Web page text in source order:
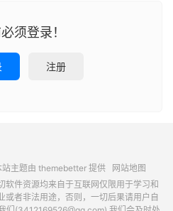
须登录！
注册
主题由 themebetter提供
网站地图
软件资源均来自于互联网仅限用于学习和
或者非法用途，否则，一切后果请用户自